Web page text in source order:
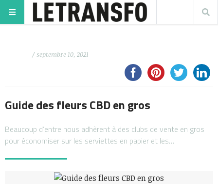
/ septembre 10, 2021
Guide des fleurs CBD en gros
Beaucoup d’entre nous adhèrent à des clubs de vente en gros
pour économiser sur les serviettes en papier et les…